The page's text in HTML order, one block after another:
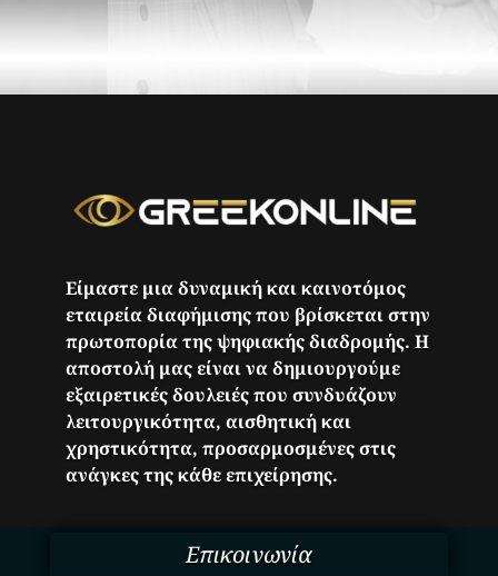
Είμαστε μια δυναμική και καινοτόμος
εταιρεία διαφήμισης που βρίσκεται στην
πρωτοπορία της ψηφιακής διαδρομής. Η
αποστολή μας είναι να δημιουργούμε
εξαιρετικές δουλειές που συνδυάζουν
λειτουργικότητα, αισθητική και
χρηστικότητα, προσαρμοσμένες στις
ανάγκες της κάθε επιχείρησης.
Επικοινωνία